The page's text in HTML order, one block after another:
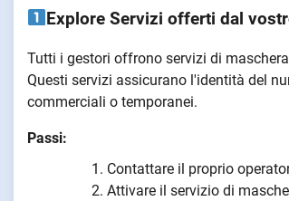
Explore Servizi offerti dal
Tutti i gestori offrono servizi di
Questi servizi assicurano l'identità del
commerciali o temporanei.
Passi:
Contattare il proprio
Attivare il servizio di